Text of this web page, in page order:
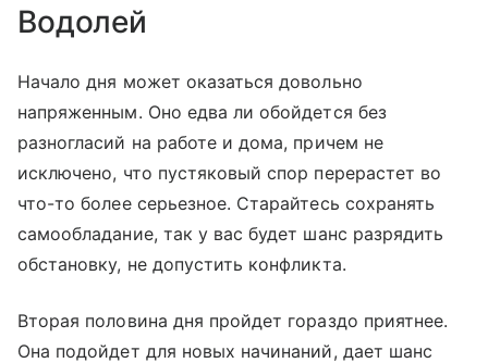
Водолей
Начало дня может оказаться довольно
напряженным. Оно едва ли обойдется без
разногласий на работе и дома, причем не
исключено, что пустяковый спор перерастет во
что-то более серьезное. Старайтесь сохранять
самообладание, так у вас будет шанс разрядить
обстановку, не допустить конфликта.
Вторая половина дня пройдет гораздо приятнее.
Она подойдет для новых начинаний, дает шанс